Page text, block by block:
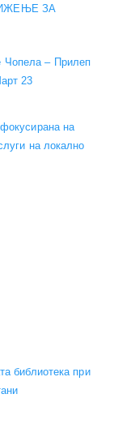
ЗА
– Прилеп
23
на
на локално
библиотека при